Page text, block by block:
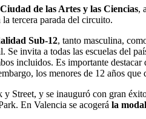
Ciudad de las Artes y las Ciencias,
tercera parada del circuito.
Sub-12, tanto masculina,
Se invita a todas las escuelas del
incluidos. Es importante
los menores de 12 años
Street, y se inauguró con gran
En Valencia se acogerá la